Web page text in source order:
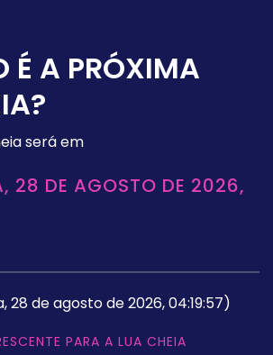
É A PRÓXIMA
será em
28 DE AGOSTO DE 2026,
28 de agosto de 2026, 04:19:57)
PARA A LUA CHEIA